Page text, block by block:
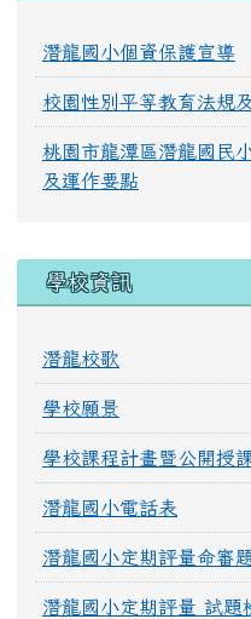
潛龍國小個資保護宣導
校園性別平等教育法規
桃園市龍潭區潛龍國民
及運作要點
學校資訊
潛龍校歌
學校願景
學校課程計畫暨公開授
潛龍國小電話表
潛龍國小定期評量命審
潛龍國小定期評量 試題